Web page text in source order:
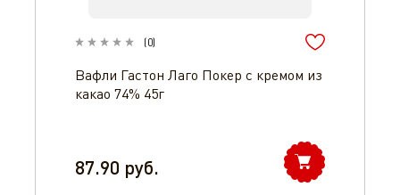
(0)
Вафли Гастон Лаго Покер с кремом из
какао 74% 45г
87.90 руб.